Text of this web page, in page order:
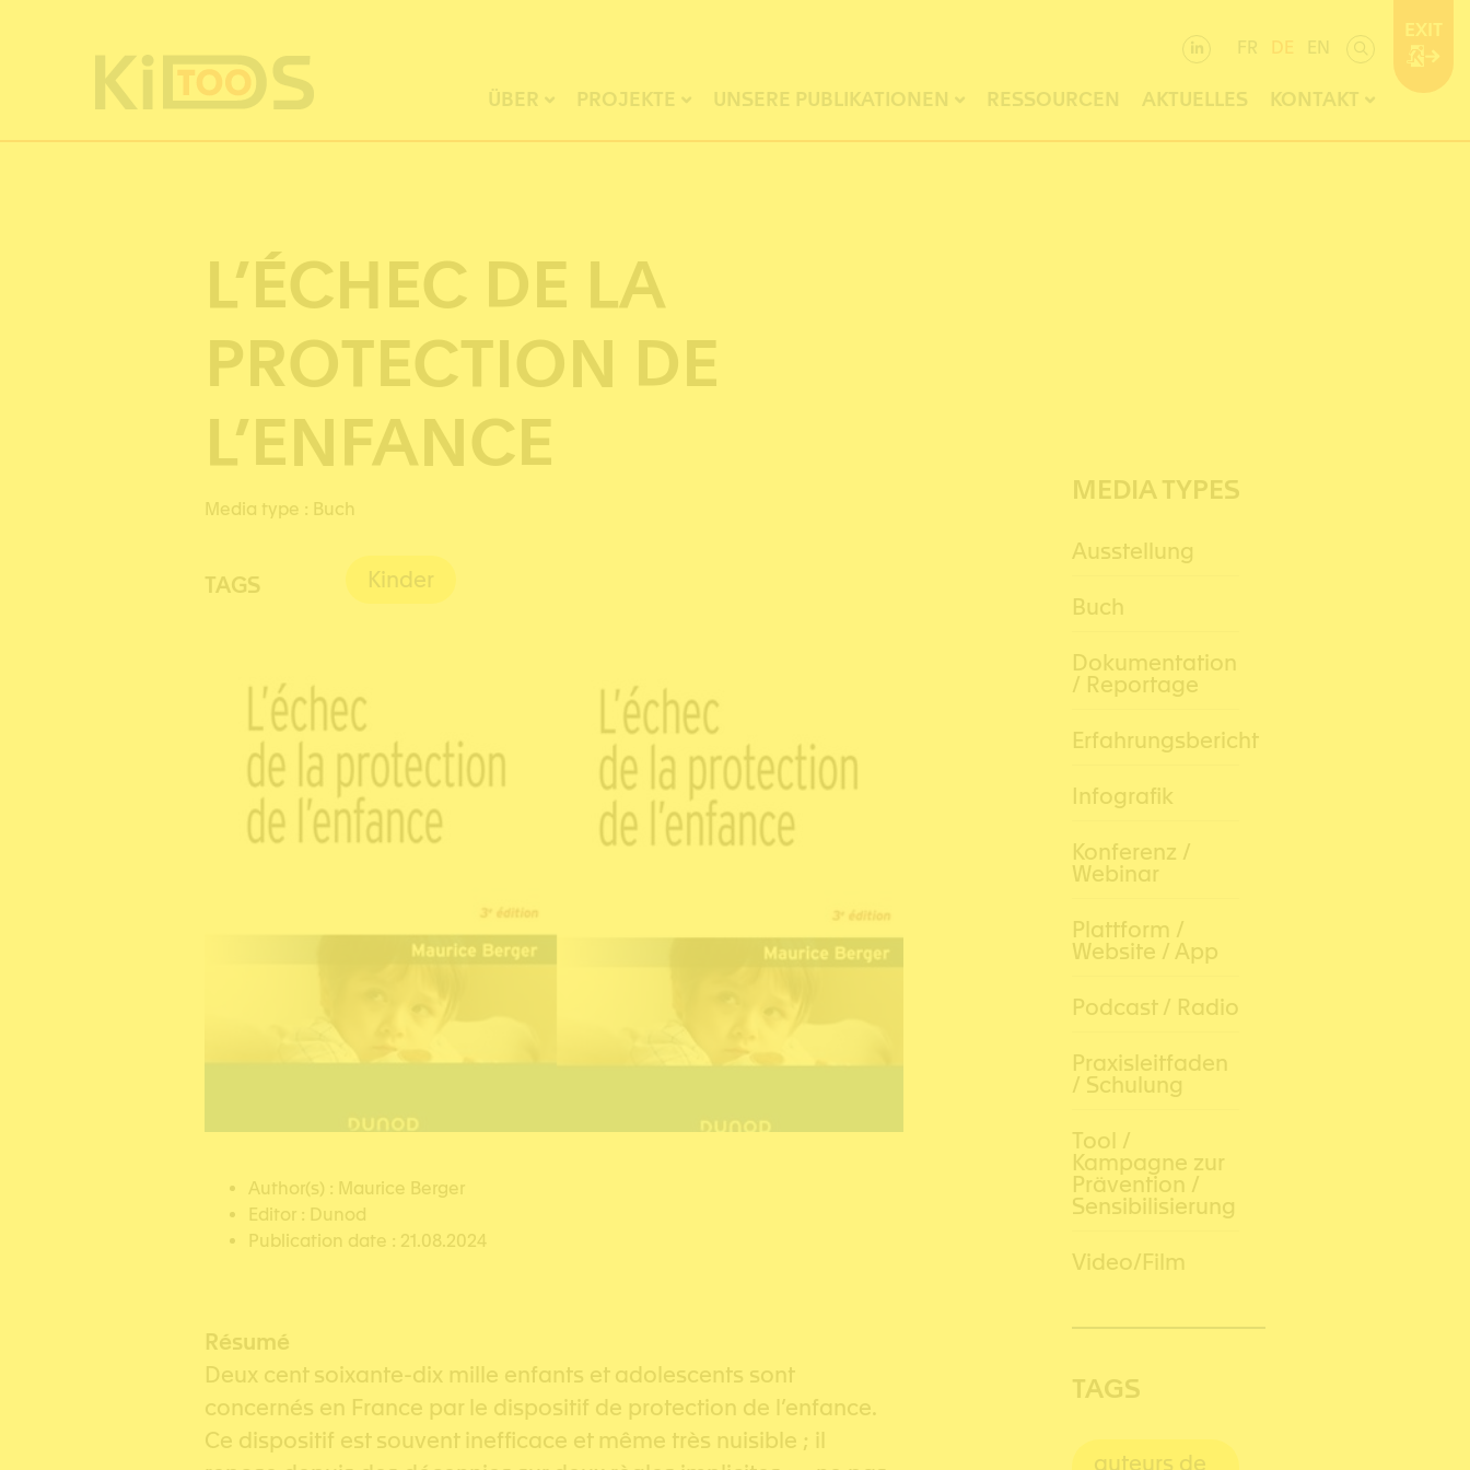
FR EN
ÜBER PROJEKTE UNSERE PUBLIKATIONEN RESSOURCEN AKTUELLES KONTAKT
L’ÉCHEC DE LA
PROTECTION DE
L’ENFANCE
Media type : Buch
TAGS Kinder
Author(s) : Maurice Berger
Editor : Dunod
Publication date : 21.08.2024
Résumé
Deux cent soixante-dix mille enfants et adolescents sont
concernés en France par le dispositif de protection de l’enfance.
Ce dispositif est souvent inefficace et même très nuisible ; il
MEDIA TYPES
Ausstellung
Buch
Dokumentation
/ Reportage
Erfahrungsbericht
Infografik
Konferenz /
Webinar
Plattform /
Website / App
Podcast / Radio
Praxisleitfaden
/ Schulung
Tool /
Kampagne zur
Prävention /
Sensibilisierung
Video/Film
TAGS
auteurs de